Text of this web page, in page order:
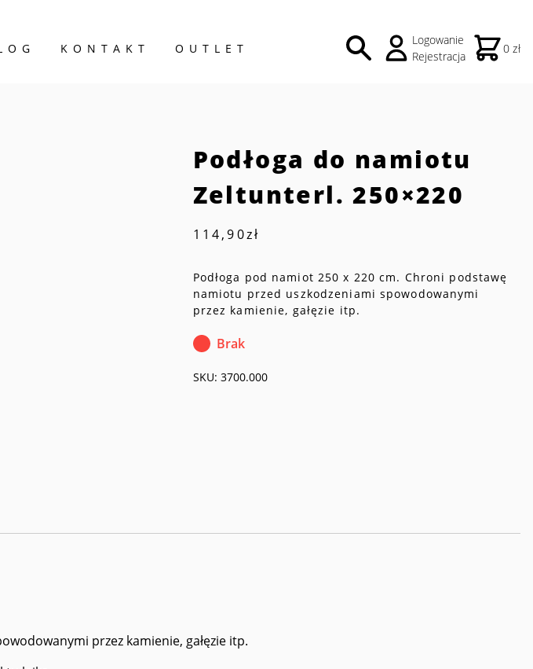
KONTAKT OUTLET
Logowanie
Rejestracja
0 zł
Podłoga do namiotu
Zeltunterl. 250×220
114,90zł
Podłoga pod namiot 250 x 220 cm. Chroni podstawę
namiotu przed uszkodzeniami spowodowanymi
przez kamienie, gałęzie itp.
Brak
SKU: 3700.000
przez kamienie, gałęzie itp.